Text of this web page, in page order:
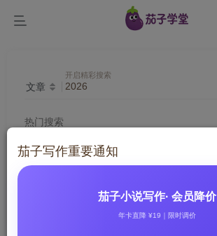
文章
开启精彩搜索
热门搜索
写作 抖音 引流
今日头条 2026 快手
茄子写作重要通知
茄子小说写作· 会员降价
年卡直降 ¥19｜限时调价